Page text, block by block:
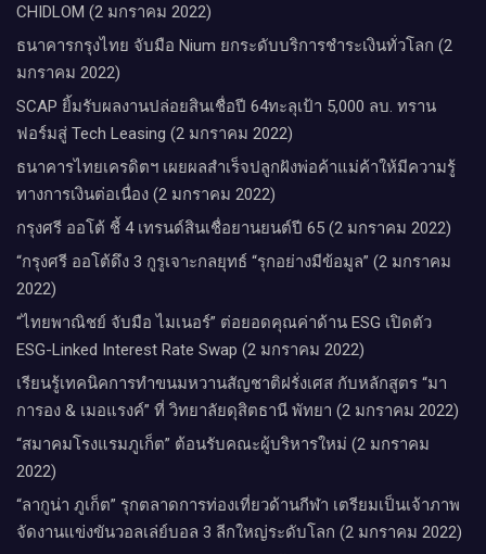
CHIDLOM (2 มกราคม 2022)
ธนาคารกรุงไทย จับมือ Nium ยกระดับบริการชำระเงินทั่วโลก (2
มกราคม 2022)
SCAP ยิ้มรับผลงานปล่อยสินเชื่อปี 64ทะลุเป้า 5,000 ลบ. ทราน
ฟอร์มสู่ Tech Leasing (2 มกราคม 2022)
ธนาคารไทยเครดิตฯ เผยผลสำเร็จปลูกฝังพ่อค้าแม่ค้าให้มีความรู้
ทางการเงินต่อเนื่อง (2 มกราคม 2022)
กรุงศรี ออโต้ ชี้ 4 เทรนด์สินเชื่อยานยนต์ปี 65 (2 มกราคม 2022)
“กรุงศรี ออโต้ดึง 3 กูรูเจาะกลยุทธ์ “รุกอย่างมีข้อมูล” (2 มกราคม
2022)
“ไทยพาณิชย์ จับมือ ไมเนอร์” ต่อยอดคุณค่าด้าน ESG เปิดตัว
ESG-Linked Interest Rate Swap (2 มกราคม 2022)
เรียนรู้เทคนิคการทำขนมหวานสัญชาติฝรั่งเศส กับหลักสูตร “มา
การอง & เมอแรงค์” ที่ วิทยาลัยดุสิตธานี พัทยา (2 มกราคม 2022)
“สมาคมโรงแรมภูเก็ต” ต้อนรับคณะผู้บริหารใหม่ (2 มกราคม
2022)
“ลากูน่า ภูเก็ต” รุกตลาดการท่องเที่ยวด้านกีฬา เตรียมเป็นเจ้าภาพ
จัดงานแข่งขันวอลเล่ย์บอล 3 ลีกใหญ่ระดับโลก (2 มกราคม 2022)